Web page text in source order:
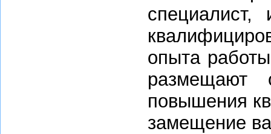
опыта
размещают
повышения
замещение